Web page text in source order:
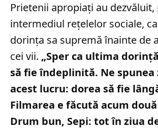
Prietenii apropiați au dezvăluit,
intermediul rețelelor sociale,
dorința sa supremă înainte de
cei vii. „Sper ca ultima
să fie îndeplinită. Ne spunea
acest lucru: dorea să fie
Filmarea e făcută acum
Drum bun, Sepi: tot în ziua